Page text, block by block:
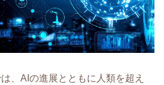
、AIの進展とともに人類を超え